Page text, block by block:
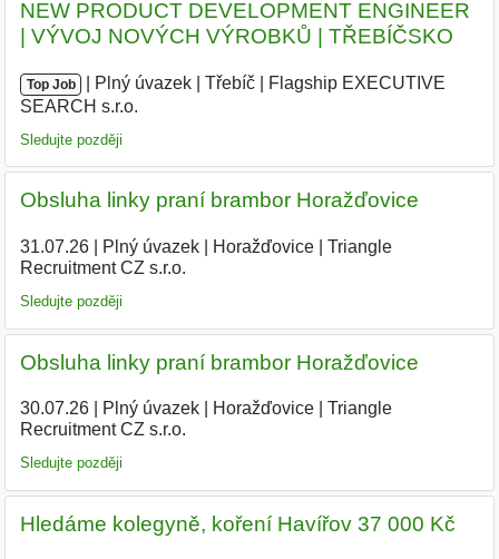
NEW PRODUCT DEVELOPMENT ENGINEER
| VÝVOJ NOVÝCH VÝROBKŮ | TŘEBÍČSKO
Top Job Plný úvazek Třebíč
Flagship EXECUTIVE
SEARCH s.r.o.
Sledujte později
Obsluha linky praní brambor Horažďovice
31.07.26| Plný úvazek| Horažďovice|
Triangle
Recruitment CZ s.r.o.
Sledujte později
Obsluha linky praní brambor Horažďovice
30.07.26| Plný úvazek| Horažďovice|
Triangle
Recruitment CZ s.r.o.
Sledujte později
Hledáme kolegyně, koření Havířov 37 000 Kč